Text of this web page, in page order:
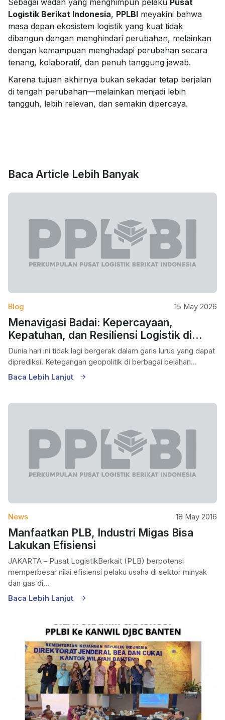
Sebagai wadah yang menghimpun pelaku Pusat
Logistik Berikat Indonesia, PPLBI meyakini bahwa
masa depan ekosistem logistik yang kuat tidak
dibangun dengan menghindari perubahan, melainkan
dengan kemampuan menghadapi perubahan secara
tenang, kolaboratif, dan penuh tanggung jawab.
Karena tujuan akhirnya bukan sekadar tetap berjalan
di tengah perubahan—melainkan menjadi lebih
tangguh, lebih relevan, dan semakin dipercaya.
Baca Article Lebih Banyak
Blog 15 May 2026
Menavigasi Badai: Kepercayaan,
Kepatuhan, dan Resiliensi Logistik di
Tengah Ketidakpastian Global
Dunia hari ini tidak lagi bergerak dalam garis lurus yang dapat
diprediksi. Ketegangan geopolitik di berbagai belahan...
Baca Lebih Lanjut
News 18 May 2016
Manfaatkan PLB, Industri Migas Bisa
Lakukan Efisiensi
JAKARTA – Pusat LogistikBerkait (PLB) berpotensi
memperbesar nilai efisiensi pelaku usaha di sektor minyak
dan gas di...
Baca Lebih Lanjut